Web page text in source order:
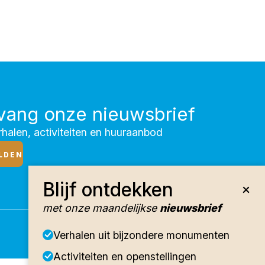
onze nieuwsbrief
activiteiten en huuraanbod
Blijf ontdekken
met onze maandelijkse nieuwsbrief
Verhalen uit bijzondere monumenten
Activiteiten en openstellingen